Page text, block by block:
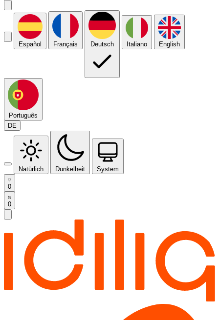
Español Français Deutsch Italiano English
Português
DE
Natürlich Dunkelheit System
0
0